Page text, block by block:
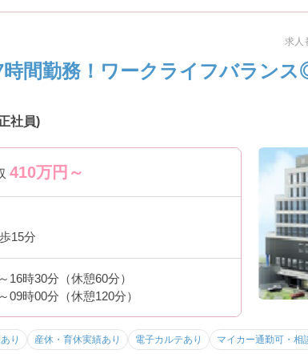
求人
時間勤務！ワークライフバラン
社員)
410万円～
15分
16時30分（休憩60分）
09時00分（休憩120分）
り 産休・育休実績あり 電子カルテあり マイカー通勤可・相